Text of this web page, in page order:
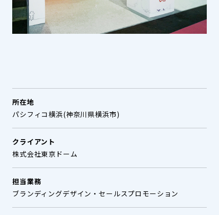
所在地
パシフィコ横浜(神奈川県横浜市)
クライアント
株式会社東京ドーム
担当業務
ブランディングデザイン・セールスプロモーション